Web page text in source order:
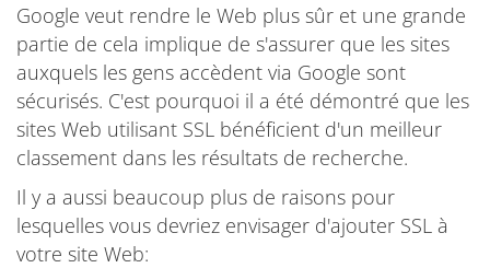
Google veut rendre le Web plus sûr et une grande
partie de cela implique de s'assurer que les sites
auxquels les gens accèdent via Google sont
sécurisés. C'est pourquoi il a été démontré que les
sites Web utilisant SSL bénéficient d'un meilleur
classement dans les résultats de recherche.
Il y a aussi beaucoup plus de raisons pour
lesquelles vous devriez envisager d'ajouter SSL à
votre site Web: